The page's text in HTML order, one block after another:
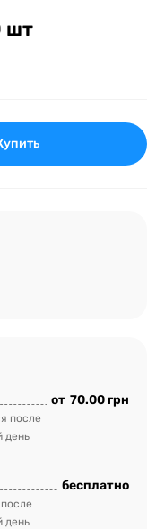
шт
после
день
от 70.00 грн
день
бесплатно